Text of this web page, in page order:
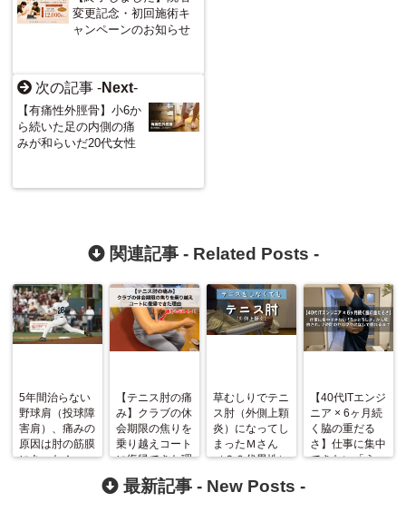
変更記念・初回施術キ
ャンペーンのお知らせ
次の記事 -Next-
【有痛性外脛骨】小6か
ら続いた足の内側の痛
みが和らいだ20代女性
関連記事 - Related Posts -
5年間治らない
野球肩（投球障
害肩）、痛みの
原因は肘の筋膜
にあった！
【テニス肘の痛
み】クラブの休
会期限の焦りを
乗り越えコート
に復帰できた理
由
草むしりでテニ
ス肘（外側上顆
炎）になってし
まったＭさん
（６０代男性）
【40代ITエンジ
ニア × 6ヶ月続
く脇の重だる
さ】仕事に集中
できない「うっ
最新記事 - New Posts -